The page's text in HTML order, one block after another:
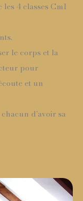
4 classes Cm1
le corps et la
pour
et un
d’avoir sa